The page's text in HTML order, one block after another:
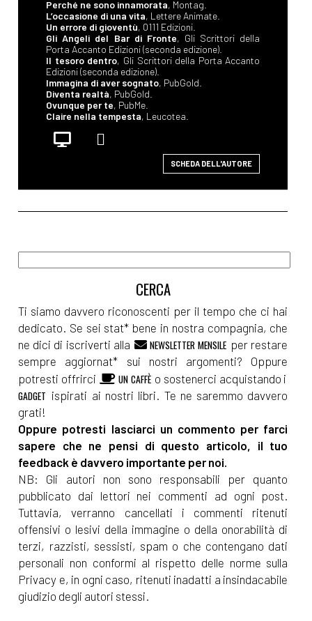
Perché ne sono innamorata, Montag.
L’occasione di una vita, Lettere Animate.
Un errore di gioventù, 0111 Edizioni.
Gli Angeli del Bar di Fronte, Gli Scrittori della
Porta Accanto Edizioni (seconda edizione).
Il tesoro dentro, Gli Scrittori della Porta Accanto
Edizioni (seconda edizione).
Immagina di aver sognato, PubGold.
Diventa realtà, PubGold.
Ovunque per te, PubMe.
Claire nella tempesta, Leucotea.
SCHEDA DELL'AUTORE
Ti siamo davvero riconoscenti per il tempo che ci hai
dedicato. Se sei stat* bene in nostra compagnia, che
ne dici di iscriverti alla
NEWSLETTER MENSILE per restare
sempre aggiornat* sui nostri argomenti? Oppure
potresti offrirci
UN CAFFÈ o sostenerci acquistando i
GADGET ispirati ai nostri libri. Te ne saremmo davvero
grati!
Oppure potresti lasciarci un commento per farci
sapere che ne pensi di questo articolo, il tuo
feedback è davvero importante per noi.
NB: Gli autori non sono responsabili per quanto
pubblicato dai lettori nei commenti ad ogni post.
Tuttavia, verranno cancellati i commenti ritenuti
offensivi o lesivi della immagine o della onorabilità di
terzi, razzisti, sessisti, spam o che contengano dati
personali non conformi al rispetto delle norme sulla
Privacy e, in ogni caso, ritenuti inadatti a insindacabile
giudizio degli autori stessi.